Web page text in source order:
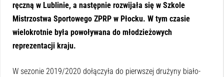
ręczną w Lublinie, a następnie rozwijała się w Szkole
Mistrzostwa Sportowego ZPRP w Płocku. W tym czasie
wielokrotnie była powoływana do młodzieżowych
reprezentacji kraju.
W sezonie 2019/2020 dołączyła do pierwszej drużyny biało-